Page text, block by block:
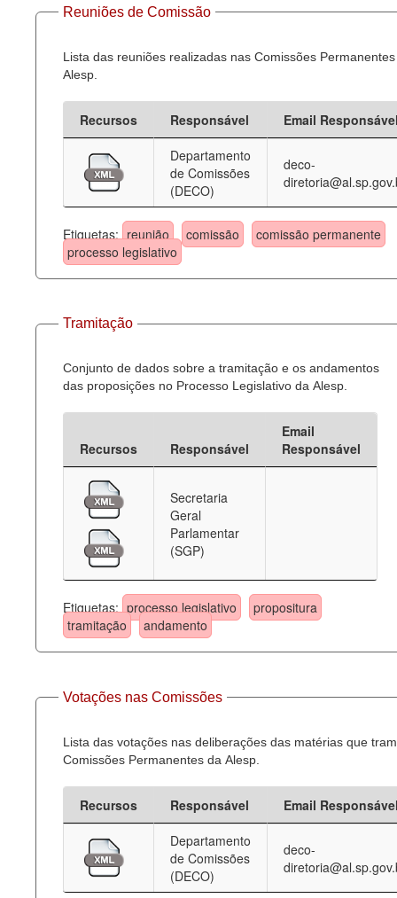
Reuniões de Comissão
Lista das reuniões realizadas nas Comissões
Alesp.
Recursos Responsável
Email
Departamento
de Comissões
(DECO)
deco-
Etiquetas: reunião comissão
comissão permanente
processo legislativo
Tramitação
Conjunto de dados sobre a tramitação e os andamentos
das proposições no Processo Legislativo da Alesp.
Recursos Responsável
Email
Responsável
Secretaria
Geral
Parlamentar
(SGP)
Etiquetas: processo legislativo
propositura
tramitação
andamento
Votações nas Comissões
Lista das votações nas deliberações das matérias que
Comissões Permanentes da Alesp.
Recursos Responsável
Email
Departamento
de Comissões
(DECO)
deco-